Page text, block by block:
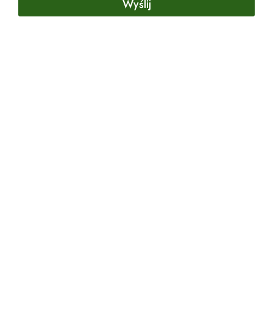
Wyślij